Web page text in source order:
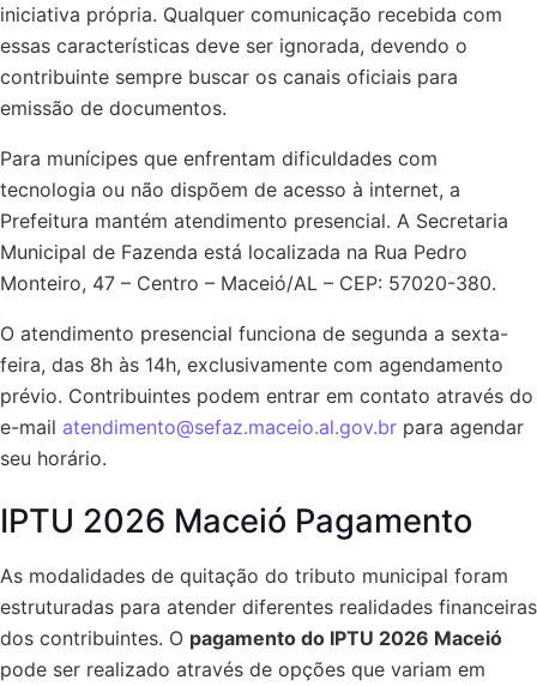
iniciativa própria. Qualquer comunicação recebida com
essas características deve ser ignorada, devendo o
contribuinte sempre buscar os canais oficiais para
emissão de documentos.
Para munícipes que enfrentam dificuldades com
tecnologia ou não dispõem de acesso à internet, a
Prefeitura mantém atendimento presencial. A Secretaria
Municipal de Fazenda está localizada na Rua Pedro
Monteiro, 47 – Centro – Maceió/AL – CEP: 57020-380.
O atendimento presencial funciona de segunda a sexta-
feira, das 8h às 14h, exclusivamente com agendamento
prévio. Contribuintes podem entrar em contato através do
e-mail atendimento@sefaz.maceio.al.gov.br para agendar
seu horário.
IPTU 2026 Maceió Pagamento
As modalidades de quitação do tributo municipal foram
estruturadas para atender diferentes realidades financeiras
dos contribuintes. O pagamento do IPTU 2026 Maceió
pode ser realizado através de opções que variam em